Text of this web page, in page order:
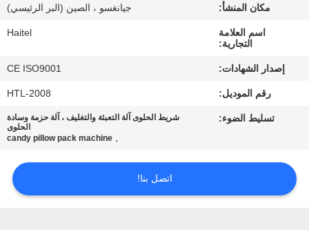
مراقبة
الجودة
اقتباس
مكان المنشأ: جيانغسو ، الصين (البر الرئيسي)
اسم العلامة
التجارية:
Haitel
إصدار الشهادات: CE ISO9001
رقم الموديل: HTL-2008
تسليط الضوء:
شريط الحلوى آلة التعبئة والتغليف ، آلة حزمة وسادة
الحلوى
,
candy pillow pack machine
اتصل بنا!